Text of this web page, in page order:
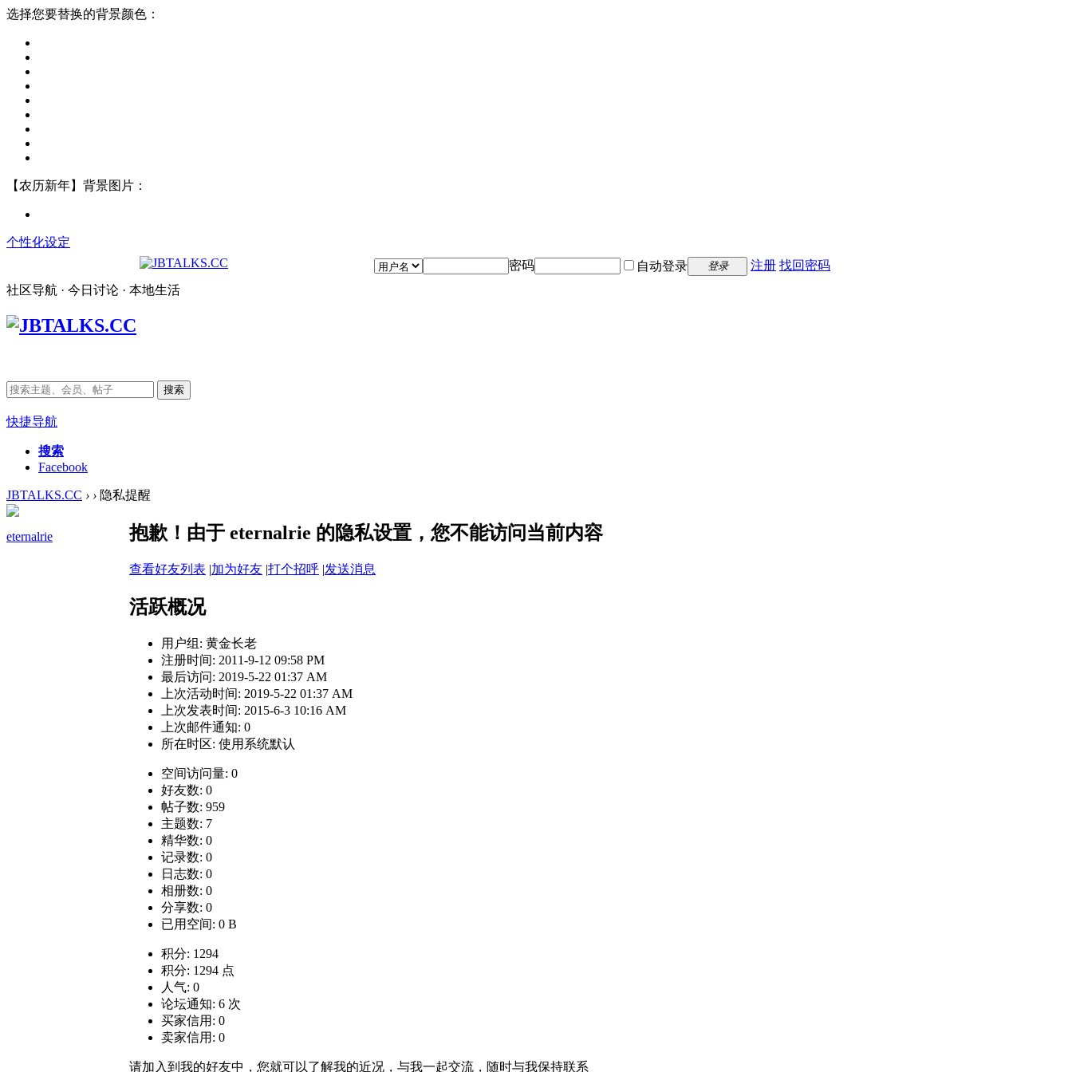
选择您要替换的背景颜色：
【农历新年】背景图片：
个性化设定
密码
自动登录 登录 注册 找回密码
社区导航 · 今日讨论 · 本地生活
搜索
快捷导航
搜索
Facebook
JBTALKS.CC › › 隐私提醒
eternalrie 抱歉！由于 eternalrie 的隐私设置，您不能访问当前内容
查看好友列表 |加为好友 |打个招呼 |发送消息
活跃概况
用户组: 黄金长老
注册时间: 2011-9-12 09:58 PM
最后访问: 2019-5-22 01:37 AM
上次活动时间: 2019-5-22 01:37 AM
上次发表时间: 2015-6-3 10:16 AM
上次邮件通知: 0
所在时区: 使用系统默认
空间访问量: 0
好友数: 0
帖子数: 959
主题数: 7
精华数: 0
记录数: 0
日志数: 0
相册数: 0
分享数: 0
已用空间: 0 B
积分: 1294
积分: 1294 点
人气: 0
论坛通知: 6 次
买家信用: 0
卖家信用: 0
请加入到我的好友中，您就可以了解我的近况，与我一起交流，随时与我保持联系